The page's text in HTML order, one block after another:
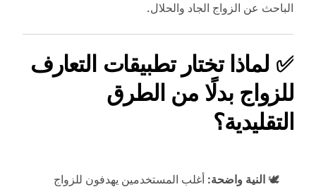
الباحث عن الزواج الجاد والحلال.
✅ لماذا تختار تطبيقات التعارف
للزواج بدلًا من الطرق
التقليدية؟
🕊️ النية واضحة: أغلب المستخدمين يهدفون للزواج